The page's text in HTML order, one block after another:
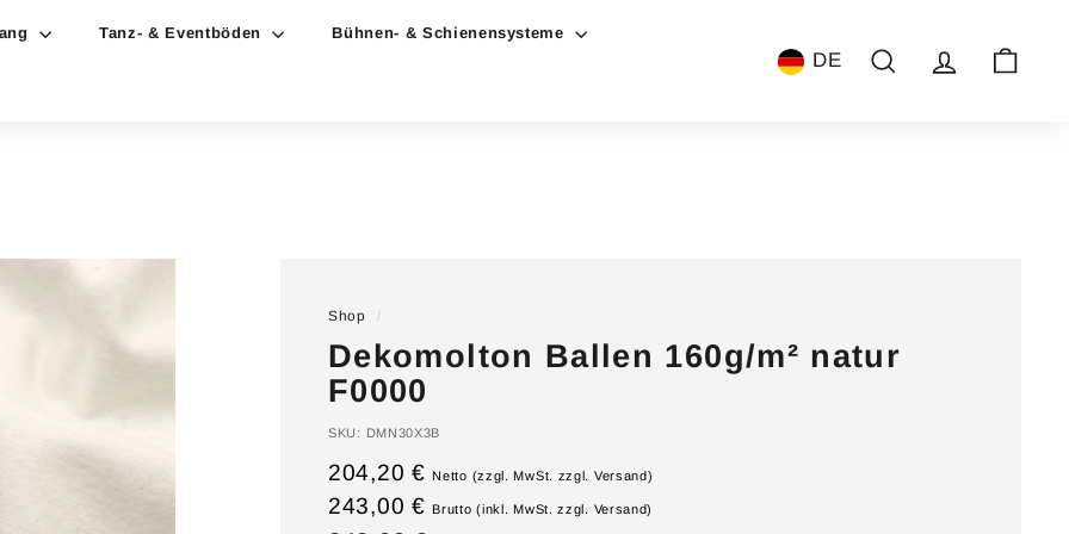
Tanz- & Eventböden Bühnen- & Schienensysteme
DE Suche Account
Shop /
Dekomolton Ballen 160g/m² natur
F0000
SKU: DMN30X3B
204,20 € Netto (zzgl. MwSt. zzgl. Versand)
243,00 € Brutto (inkl. MwSt. zzgl. Versand)